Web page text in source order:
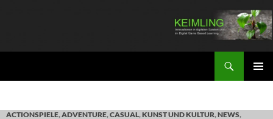
ACTIONSPIELE,ADVENTURE,CASUAL,KUNST UND KULTUR,NEWS,